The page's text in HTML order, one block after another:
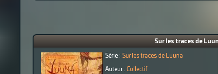
Sur les traces de
Série : Sur les traces de Luuna
Auteur : Collectif